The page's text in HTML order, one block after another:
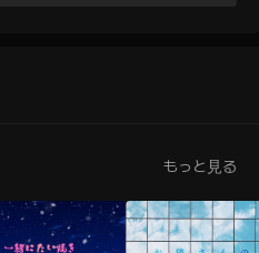
もっと見る